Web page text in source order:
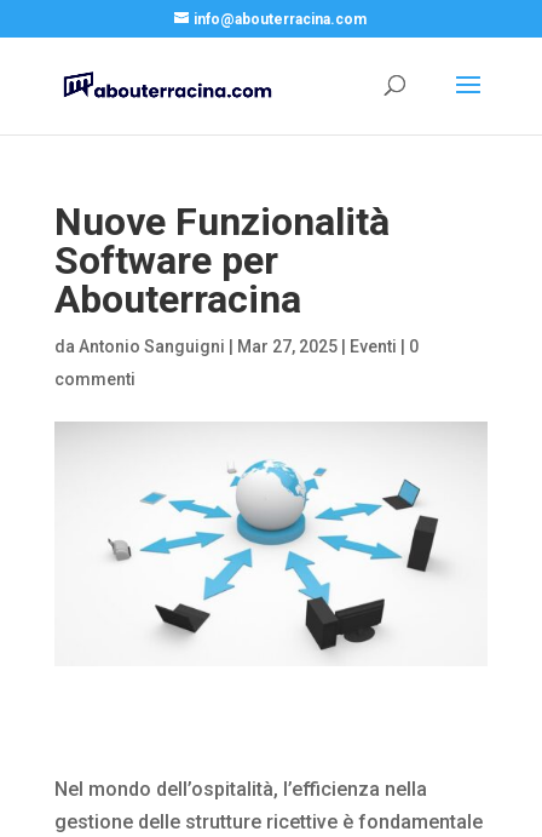
info@abouterracina.com
Nuove Funzionalità
Software per
Abouterracina
da Antonio Sanguigni Mar 27, 2025| Eventi
0
commenti
Nel mondo dell’ospitalità, l’efficienza nella
gestione delle strutture ricettive è fondamentale